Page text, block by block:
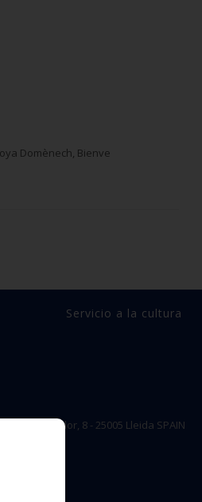
Domènech, Bienve
Servicio a la cultura
c/ Sant Salvador, 8 - 25005 Lleida SPAIN